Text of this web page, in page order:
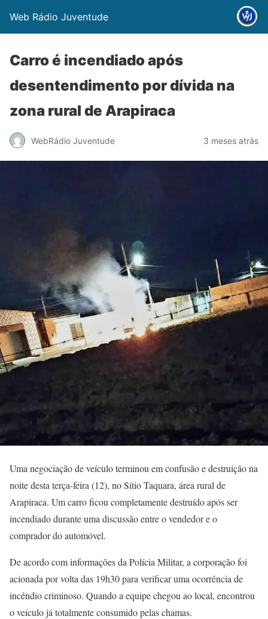
Web Rádio Juventude
Carro é incendiado após
desentendimento por dívida na
zona rural de Arapiraca
WebRádio Juventude 3 meses atrás
Uma negociação de veículo terminou em confusão e destruição na
noite desta terça-feira (12), no Sítio Taquara, área rural de
Arapiraca. Um carro ficou completamente destruído após ser
incendiado durante uma discussão entre o vendedor e o
comprador do automóvel.
De acordo com informações da Polícia Militar, a corporação foi
acionada por volta das 19h30 para verificar uma ocorrência de
incêndio criminoso. Quando a equipe chegou ao local, encontrou
o veículo já totalmente consumido pelas chamas.